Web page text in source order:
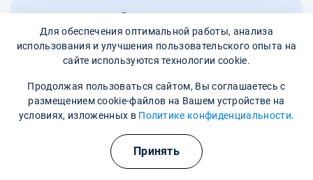
Все отзывы
Написать отзыв
Часто задаваемые вопросы
Профессиональное лечение зависимости. Передовые
методики и препараты, процедуры
Полезные курсы
Для обеспечения оптимальной работы, анализа
использования и улучшения пользовательского опыта на
сайте используются технологии cookie.
Продолжая пользоваться сайтом, Вы соглашаетесь с
размещением cookie-файлов на Вашем устройстве на
условиях, изложенных в Политике конфиденциальности.
Принять